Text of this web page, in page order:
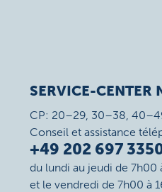
SERVICE-CENTER
CP: 20–29, 30–38,
Conseil et assistance
+49 202 697
du lundi au jeudi de 7h00
et le vendredi de 7h00 à